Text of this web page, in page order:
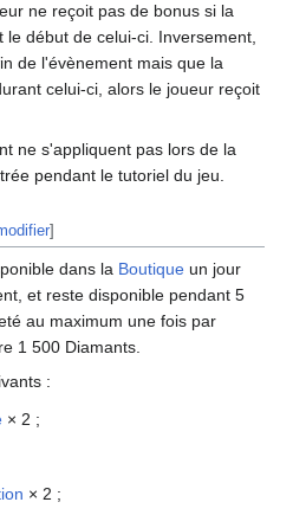
ne reçoit pas de bonus si la
début de celui-ci. Inversement,
de l'évènement mais que la
celui-ci, alors le joueur reçoit
ne s'appliquent pas lors de la
pendant le tutoriel du jeu.
]
dans la Boutique un jour
et reste disponible pendant 5
au maximum une fois par
1 500 Diamants.
:
× 2 ;
× 2 ;